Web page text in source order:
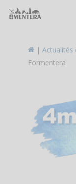
| Actualités
Formentera